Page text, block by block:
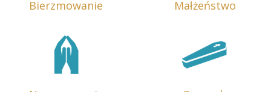
Bierzmowanie Małżeństwo